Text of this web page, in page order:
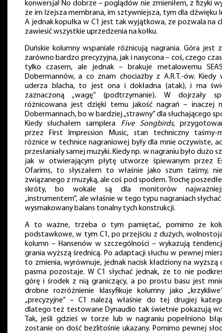
konwersja! No dobrze – poglądów nie zmieniłem, z fizyki
że im lżejsza membrana, im sztywniejsza, tym dla dźwięku
A jednak kopułka w C1 jest tak wyjątkowa, ze pozwala na
zawiesić wszystkie uprzedzenia na kołku.
Duńskie kolumny wspaniale różnicują nagrania. Góra jest
zarówno bardzo precyzyjna, jak i nasycona – coś, czego
tylko czasem, ale jednak – brakuje metalowemu
Dobermannów, a co znam chociażby z A.R.T.-ów. Kiedy
uderza blacha, to jest ona i dokładna (atak), i ma
zaznaczoną „wagę” (podtrzymanie). W dojrzały
różnicowana jest dzięki temu jakość nagrań – inaczej
Dobermannach, bo w bardziej „strawny” dla słuchającego
Kiedy słuchałem samplera Five Songbirds,
przez First Impression Music, stan techniczny taśmy-
różnice w technice nagraniowej były dla mnie oczywiste,
przesłaniały samej muzyki. Kiedy np. w nagraniu było dużo
jak w otwierającym płytę utworze śpiewanym przez
Ofarims, to słyszałem to właśnie jako szum taśmy,
związanego z muzyką, ale coś pod spodem. Trochę
skróty, bo wokale są dla monitorów
„instrumentem”, ale właśnie w tego typu nagraniach
wysmakowany balans tonalny tych konstrukcji.
A to ważne, trzeba o tym pamiętać, pomimo że
podstawkowe, w tym C1, po przejściu z dużych,
kolumn – Hansenów w szczególności – wykazują
grania wyższą średnicą. Po adaptacji słuchu w pewnej
to zmienia, wyrównuje, jednak nacisk kładziony na wyższą
pasma pozostaje. W C1 słychać jednak, że to nie
górę i środek z nią graniczący, a po prostu basu jest
drobne rozróżnienie klasyfikuje kolumny jako
„precyzyjne” – C1 należą właśnie do tej drugiej
dlatego też testowane Dynaudio tak świetnie pokazują
Tak, jeśli gdzieś w torze lub w nagraniu popełniono
zostanie on dość bezlitośnie ukazany. Pomimo pewnej